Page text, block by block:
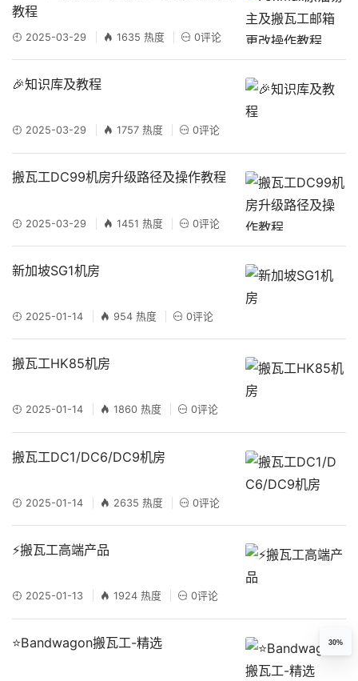
教程
2025-03-29 1635 热度 0评论
🎉知识库及教程
2025-03-29 1757 热度 0评论
搬瓦工DC99机房升级路径及操作教程
2025-03-29 1451 热度 0评论
新加坡SG1机房
2025-01-14 954 热度 0评论
搬瓦工HK85机房
2025-01-14 1860 热度 0评论
搬瓦工DC1/DC6/DC9机房
2025-01-14 2635 热度 0评论
⚡搬瓦工高端产品
2025-01-13 1924 热度 0评论
⭐Bandwagon搬瓦工-精选 30%